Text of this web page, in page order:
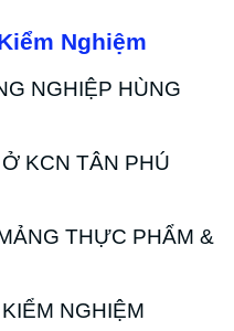
Nghiệm
NGHIỆP HÙNG
KCN TÂN PHÚ
THỰC PHẨM &
NGHIỆM